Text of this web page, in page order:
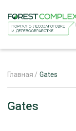
ЖУРНАЛ
Главная / Gates
Gates